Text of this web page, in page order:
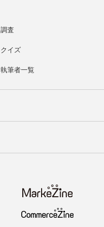
調査
クイズ
執筆者一覧